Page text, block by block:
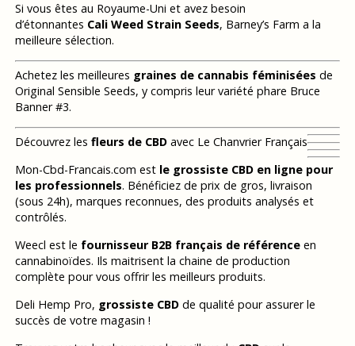
Si vous êtes au Royaume-Uni et avez besoin
d’étonnantes Cali Weed Strain Seeds, Barney’s Farm a la
meilleure sélection.
Achetez les meilleures graines de cannabis féminisées de
Original Sensible Seeds, y compris leur variété phare Bruce
Banner #3.
Découvrez les fleurs de CBDavec Le Chanvrier Français
Mon-Cbd-Francais.com est le grossiste CBD en ligne pour
les professionnels. Bénéficiez de prix de gros, livraison
(sous 24h), marques reconnues, des produits analysés et
contrôlés.
Weecl est le fournisseur B2B français de référenceen
cannabinoïdes. Ils maitrisent la chaine de production
complète pour vous offrir les meilleurs produits.
Deli Hemp Pro, grossiste CBDde qualité pour assurer le
succès de votre magasin !